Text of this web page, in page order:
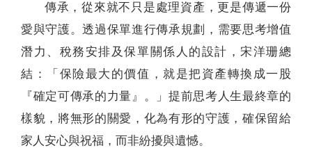
傳承，從來就不只是處理資產，更是傳遞一份
愛與守護。透過保單進行傳承規劃，需要思考增值
潛力、稅務安排及保單關係人的設計，宋洋珊總
結：「保險最大的價值，就是把資產轉換成一股
『確定可傳承的力量』。」提前思考人生最終章的
樣貌，將無形的關愛，化為有形的守護，確保留給
家人安心與祝福，而非紛擾與遺憾。